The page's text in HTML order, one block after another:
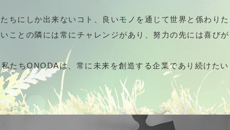
ちにしか出来ないコト、良いモノを通じて世界と係わり
ことの隣には常にチャレンジがあり、努力の先には喜び
私たちONODAは、常に未来を創造する企業であり続けたい